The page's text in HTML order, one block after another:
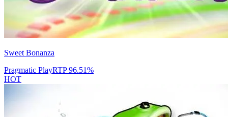
Sweet Bonanza
Pragmatic PlayRTP96.51%
HOT